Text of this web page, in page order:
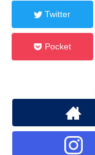
Twitter
Pocket